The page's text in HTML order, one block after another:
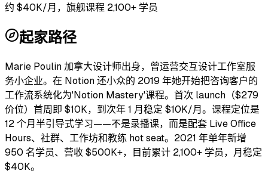
约 $40K/月，旗舰课程 2,100+ 学员
起家路径
Marie Poulin 加拿大设计师出身，曾运营交互设计工作室服
务小企业。在 Notion 还小众的 2019 年她开始把咨询客户的
工作流系统化为'Notion Mastery'课程。首次 launch（$279
价位）首周即 $10K，到次年 1 月稳定 $10K/月。课程定位是
12 个月半引导式学习——不是录播课，而是配套 Live Office
Hours、社群、工作坊和教练 hot seat。2021 年单年新增
950 名学员、营收 $500K+，目前累计 2,100+ 学员，月稳定
$40K。